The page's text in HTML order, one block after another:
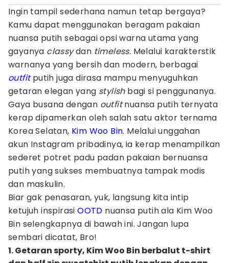
Ingin tampil sederhana namun tetap bergaya?
Kamu dapat menggunakan beragam pakaian
nuansa putih sebagai opsi warna utama yang
gayanya classydan timeless. Melalui karakterstik
warnanya yang bersih dan modern, berbagai
outfitputih juga dirasa mampu menyuguhkan
getaran elegan yang stylishbagi si penggunanya.
Gaya busana dengan outfitnuansa putih ternyata
kerap dipamerkan oleh salah satu aktor ternama
Korea Selatan, Kim Woo Bin. Melalui unggahan
akun Instagram pribadinya, ia kerap menampilkan
sederet potret padu padan pakaian bernuansa
putih yang sukses membuatnya tampak modis
dan maskulin.
Biar gak penasaran, yuk, langsung kita intip
ketujuh inspirasiOOTD nuansa putih ala Kim Woo
Bin selengkapnya di bawah ini. Jangan lupa
sembari dicatat, Bro!
1. Getaran sporty, Kim Woo Bin berbalut t-shirt